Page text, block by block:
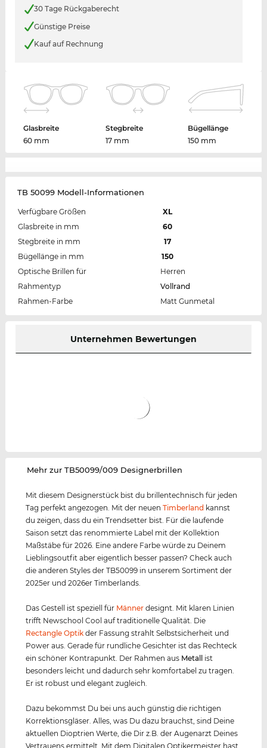
30 Tage Rückgaberecht
Günstige Preise
Kauf auf Rechnung
Glasbreite
60 mm
Stegbreite
17 mm
Bügellänge
150 mm
TB 50099 Modell-Informationen
Verfügbare Größen
XL
Glasbreite in mm
60
Stegbreite in mm
17
Bügellänge in mm
150
Optische Brillen für
Herren
Rahmentyp
Vollrand
Rahmen-Farbe
Matt Gunmetal
Unternehmen Bewertungen
‌Mehr zur TB50099/009 Designerbrillen
Mit diesem Designerstück bist du brillentechnisch für jeden
Tag perfekt angezogen. Mit der neuenTimberland kannst
du zeigen, dass du ein Trendsetter bist. Für die laufende
Saison setzt das renommierte Label mit der Kollektion
Maßstäbe für 2026. Eine andere Farbe würde zu Deinem
Lieblingsoutfit aber eigentlich besser passen? Check auch
die anderen Styles der TB50099 in unserem Sortiment der
2025er und 2026er Timberlands.
Das Gestell ist speziell für Männer designt. Mit klaren Linien
trifft Newschool Cool auf traditionelle Qualität. Die
Rectangle Optik der Fassung strahlt Selbstsicherheit und
Power aus. Gerade für rundliche Gesichter ist das Rechteck
ein schöner Kontrapunkt. Der Rahmen aus Metall
ist
besonders leicht und dadurch sehr komfortabel zu tragen.
Er ist robust und elegant zugleich.
Dazu bekommst Du bei uns auch günstig die richtigen
Korrektionsgläser. Alles, was Du dazu brauchst, sind Deine
aktuellen Dioptrien Werte, die Dir z.B. der Augenarzt Deines
Vertrauens ermittelt. Mit dem Digitalen Optikermeister hast